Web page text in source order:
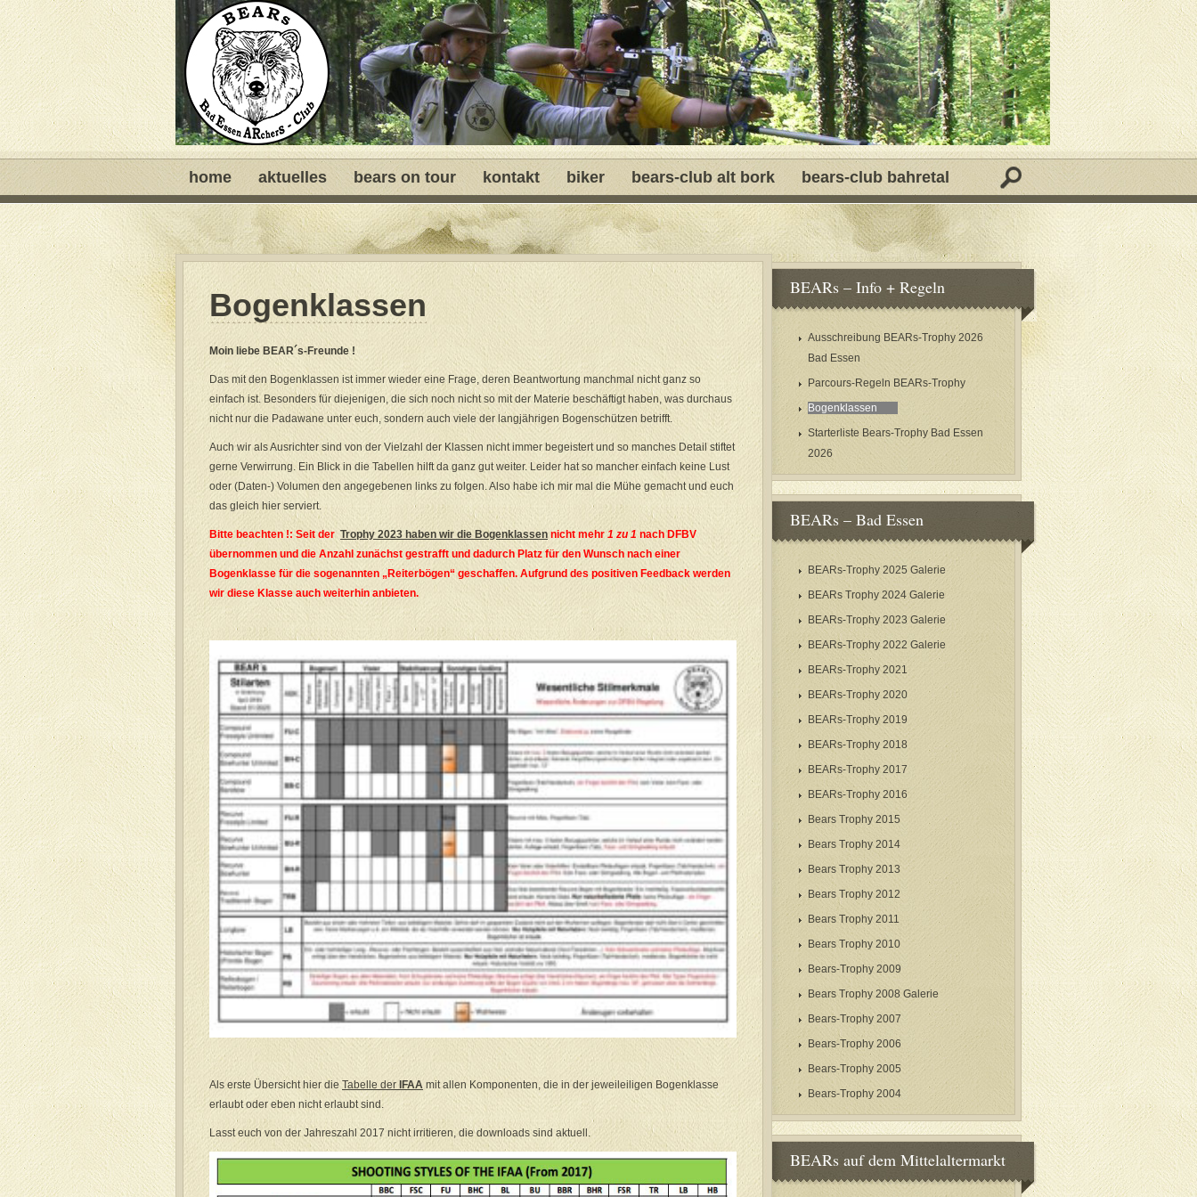
home aktuelles bears on tour kontakt biker bears-club alt bork bears-club bahretal
Bogenklassen
Moin liebe BEAR´s-Freunde !
Das mit den Bogenklassen ist immer wieder eine Frage, deren Beantwortung manchmal nicht ganz so
einfach ist. Besonders für diejenigen, die sich noch nicht so mit der Materie beschäftigt haben, was durchaus
nicht nur die Padawane unter euch, sondern auch viele der langjährigen Bogenschützen betrifft.
Auch wir als Ausrichter sind von der Vielzahl der Klassen nicht immer begeistert und so manches Detail stiftet
gerne Verwirrung. Ein Blick in die Tabellen hilft da ganz gut weiter. Leider hat so mancher einfach keine Lust
oder (Daten-) Volumen den angegebenen links zu folgen. Also habe ich mir mal die Mühe gemacht und euch
das gleich hier serviert.
Bitte beachten !: Seit der Trophy 2023 haben wir die Bogenklassen nicht mehr 1 zu 1 nach DFBV
übernommen und die Anzahl zunächst gestrafft und dadurch Platz für den Wunsch nach einer
Bogenklasse für die sogenannten „Reiterbögen“ geschaffen. Aufgrund des positiven Feedback werden
wir diese Klasse auch weiterhin anbieten.
Als erste Übersicht hier die Tabelle der IFAA mit allen Komponenten, die in der jeweileiligen Bogenklasse
erlaubt oder eben nicht erlaubt sind.
Lasst euch von der Jahreszahl 2017 nicht irritieren, die downloads sind aktuell.
BEARs – Info + Regeln
Ausschreibung BEARs-Trophy 2026
Bad Essen
Parcours-Regeln BEARs-Trophy
Bogenklassen
Starterliste Bears-Trophy Bad Essen
2026
BEARs – Bad Essen
BEARs-Trophy 2025 Galerie
BEARs Trophy 2024 Galerie
BEARs-Trophy 2023 Galerie
BEARs-Trophy 2022 Galerie
BEARs-Trophy 2021
BEARs-Trophy 2020
BEARs-Trophy 2019
BEARs-Trophy 2018
BEARs-Trophy 2017
BEARs-Trophy 2016
Bears Trophy 2015
Bears Trophy 2014
Bears Trophy 2013
Bears Trophy 2012
Bears Trophy 2011
Bears Trophy 2010
Bears-Trophy 2009
Bears Trophy 2008 Galerie
Bears-Trophy 2007
Bears-Trophy 2006
Bears-Trophy 2005
Bears-Trophy 2004
BEARs auf dem Mittelaltermarkt